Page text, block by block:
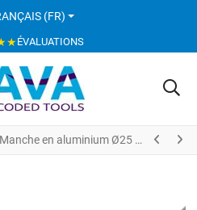
VOTRE LANGUE
(FR)
ÉVALUATIONS
en aluminium Ø25 mm 1460 mm Bleu